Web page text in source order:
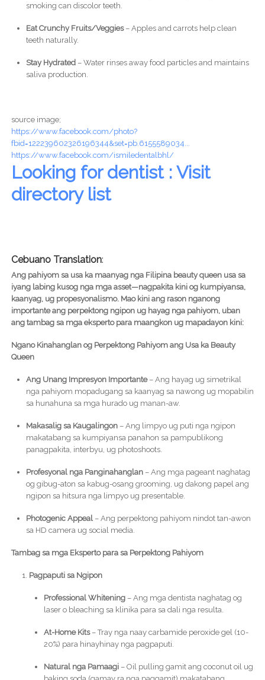
smoking can discolor teeth.
Eat Crunchy Fruits/Veggies– Apples and carrots help clean
teeth naturally.
Stay Hydrated– Water rinses away food particles and maintains
saliva production.
source image;
https://www.facebook.com/photo?
fbid=122239602326196344&set=pb.6155589034...
https://www.facebook.com/ismiledentalbhl/
Looking for dentist : Visit
directory list
Cebuano Translation:
Ang pahiyom sa usa ka maanyag nga Filipina beauty queen usa sa
iyang labing kusog nga mga asset—nagpakita kini og kumpiyansa,
kaanyag, ug propesyonalismo. Mao kini ang rason nganong
importante ang perpektong ngipon ug hayag nga pahiyom, uban
ang tambag sa mga eksperto para maangkon ug mapadayon kini:
Ngano Kinahanglan og Perpektong Pahiyom ang Usa ka Beauty
Queen
Ang Unang Impresyon Importante– Ang hayag ug simetrikal
nga pahiyom mopadugang sa kaanyag sa nawong ug mopabilin
sa hunahuna sa mga hurado ug manan-aw.
Makasalig sa Kaugalingon– Ang limpyo ug puti nga ngipon
makatabang sa kumpiyansa panahon sa pampublikong
panagpakita, interbyu, ug photoshoots.
Profesyonal nga Panginahanglan– Ang mga pageant naghatag
og gibug-aton sa kabug-osang grooming, ug dakong papel ang
ngipon sa hitsura nga limpyo ug presentable.
Photogenic Appeal– Ang perpektong pahiyom nindot tan-awon
sa HD camera ug social media.
Tambag sa mga Eksperto para sa Perpektong Pahiyom
Pagpaputi sa Ngipon
Professional Whitening– Ang mga dentista naghatag og
laser o bleaching sa klinika para sa dali nga resulta.
At-Home Kits– Tray nga naay carbamide peroxide gel (10-
20%) para hinayhinay nga pagpaputi.
Natural nga Pamaagi– Oil pulling gamit ang coconut oil ug